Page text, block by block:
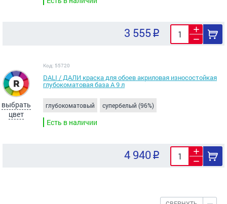
3 555
выбрать
цвет
Код: 55720
DALI / ДАЛИ краска для обоев акриловая износостойкая
глубокоматовая база А 9 л
глубокоматовый супербелый (96%)
Есть в наличии
4 940